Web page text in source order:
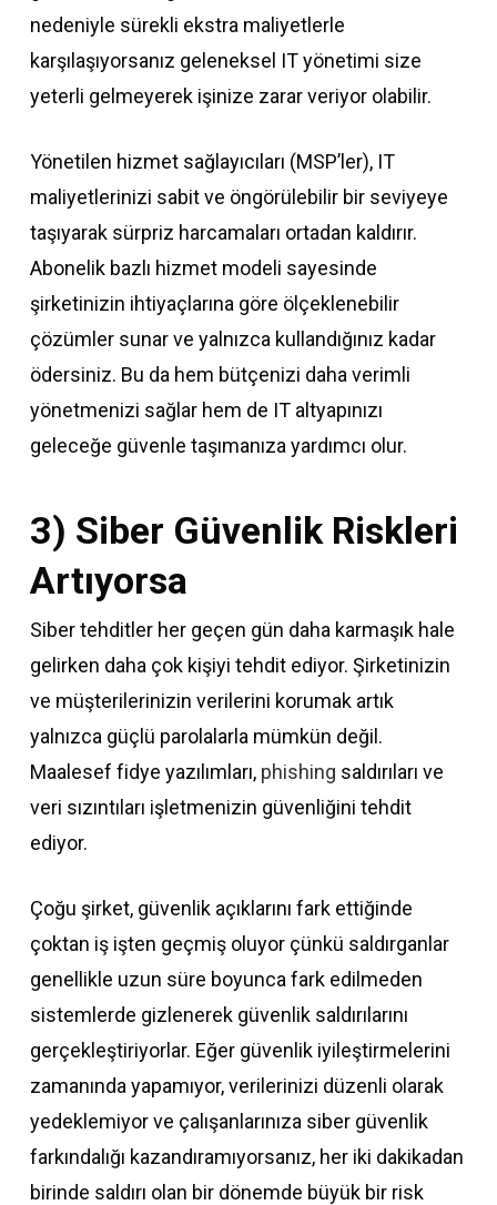
nedeniyle sürekli ekstra maliyetlerle
karşılaşıyorsanız geleneksel IT yönetimi size
yeterli gelmeyerek işinize zarar veriyor olabilir.
Yönetilen hizmet sağlayıcıları (MSP’ler), IT
maliyetlerinizi sabit ve öngörülebilir bir seviyeye
taşıyarak sürpriz harcamaları ortadan kaldırır.
Abonelik bazlı hizmet modeli sayesinde
şirketinizin ihtiyaçlarına göre ölçeklenebilir
çözümler sunar ve yalnızca kullandığınız kadar
ödersiniz. Bu da hem bütçenizi daha verimli
yönetmenizi sağlar hem de IT altyapınızı
geleceğe güvenle taşımanıza yardımcı olur.
3) Siber Güvenlik Riskleri
Artıyorsa
Siber tehditler her geçen gün daha karmaşık hale
gelirken daha çok kişiyi tehdit ediyor. Şirketinizin
ve müşterilerinizin verilerini korumak artık
yalnızca güçlü parolalarla mümkün değil.
Maalesef fidye yazılımları, phishing saldırıları ve
veri sızıntıları işletmenizin güvenliğini tehdit
ediyor.
Çoğu şirket, güvenlik açıklarını fark ettiğinde
çoktan iş işten geçmiş oluyor çünkü saldırganlar
genellikle uzun süre boyunca fark edilmeden
sistemlerde gizlenerek güvenlik saldırılarını
gerçekleştiriyorlar. Eğer güvenlik iyileştirmelerini
zamanında yapamıyor, verilerinizi düzenli olarak
yedeklemiyor ve çalışanlarınıza siber güvenlik
farkındalığı kazandıramıyorsanız, her iki dakikadan
birinde saldırı olan bir dönemde büyük bir risk